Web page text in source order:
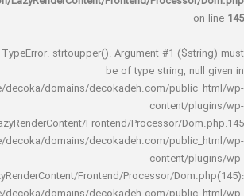
: Uncaught TypeError: strtoupper(): Argument #1
be of type string,
/home/decoka/domains/decokadeh.com/
LazyRenderContent/Frontend/Processor/
#0 /home/decoka/domains/decokadeh.com/
LazyRenderContent/Frontend/Processor/